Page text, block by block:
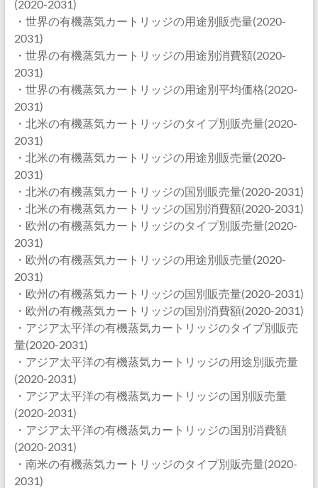
(2020-2031)
・世界の有機蒸気カートリッジの用途別販売量(2020-
2031)
・世界の有機蒸気カートリッジの用途別消費額(2020-
2031)
・世界の有機蒸気カートリッジの用途別平均価格(2020-
2031)
・北米の有機蒸気カートリッジのタイプ別販売量(2020-
2031)
・北米の有機蒸気カートリッジの用途別販売量(2020-
2031)
・北米の有機蒸気カートリッジの国別販売量(2020-2031)
・北米の有機蒸気カートリッジの国別消費額(2020-2031)
・欧州の有機蒸気カートリッジのタイプ別販売量(2020-
2031)
・欧州の有機蒸気カートリッジの用途別販売量(2020-
2031)
・欧州の有機蒸気カートリッジの国別販売量(2020-2031)
・欧州の有機蒸気カートリッジの国別消費額(2020-2031)
・アジア太平洋の有機蒸気カートリッジのタイプ別販売
量(2020-2031)
・アジア太平洋の有機蒸気カートリッジの用途別販売量
(2020-2031)
・アジア太平洋の有機蒸気カートリッジの国別販売量
(2020-2031)
・アジア太平洋の有機蒸気カートリッジの国別消費額
(2020-2031)
・南米の有機蒸気カートリッジのタイプ別販売量(2020-
2031)